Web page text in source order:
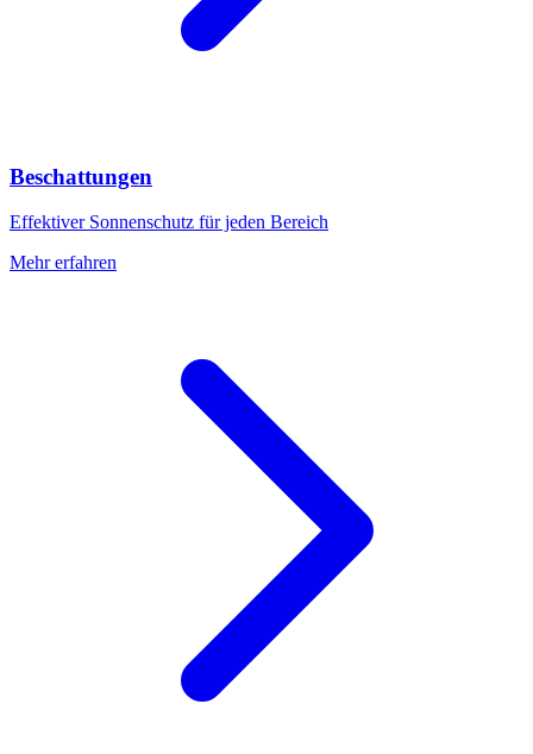
Beschattungen
Effektiver Sonnenschutz für jeden Bereich
Mehr erfahren